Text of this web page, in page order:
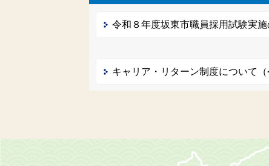
令和８年度坂東市職員採用試験実
キャリア・リターン制度について（